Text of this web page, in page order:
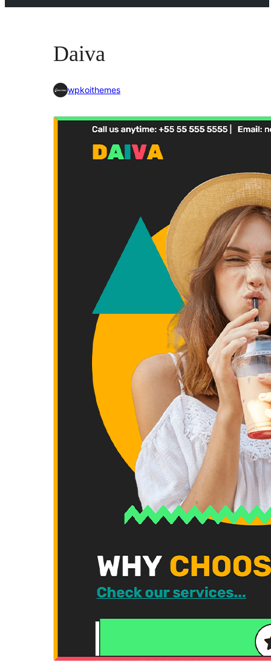
Daiva
wpkoithemes